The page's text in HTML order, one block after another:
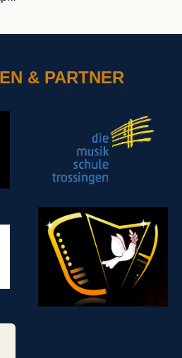
& PARTNER